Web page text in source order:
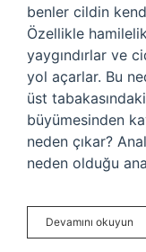
benler cildin
Özellikle
yaygındırlar ve
yol açarlar. Bu
üst
büyümesinden
neden çıkar?
neden olduğu
Devamını okuyun
Et